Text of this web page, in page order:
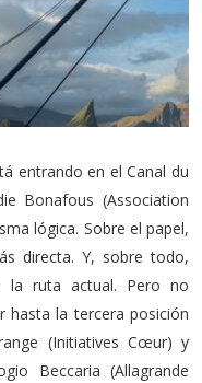
entrando en el Canal du
Bonafous (Association
lógica. Sobre el papel,
directa. Y, sobre todo,
la ruta actual. Pero no
hasta la tercera posición
(Initiatives Cœur) y
Beccaria (Allagrande